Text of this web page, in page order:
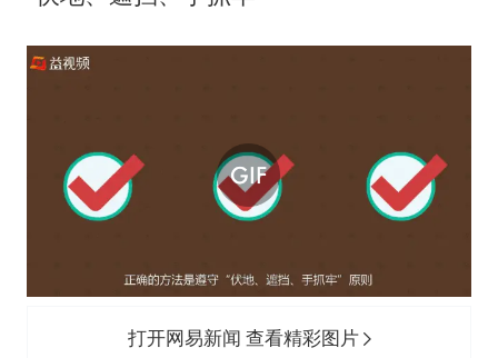
打开网易新闻 查看精彩图片